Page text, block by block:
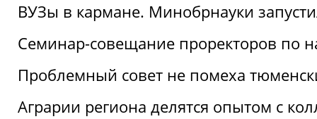
ВУЗы в кармане. Минобрнауки
Семинар-совещание проректоров по
Проблемный совет не помеха
Аграрии региона делятся опытом с